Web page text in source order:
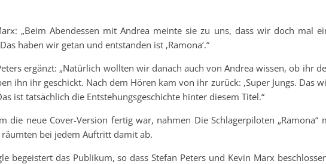
„Beim Abendessen mit Andrea meinte sie zu uns, dass wir doch mal
haben wir getan und entstanden ist ‚Ramona‘.“
ergänzt: „Natürlich wollten wir danach auch von Andrea wissen, ob ihr
ihn ihr geschickt. Nach dem Hören kam von ihr zurück: ‚Super Jungs. Das
ist tatsächlich die Entstehungsgeschichte hinter diesem Titel.“
die neue Cover-Version fertig war, nahmen Die Schlagerpiloten
bei jedem Auftritt damit ab.
begeistert das Publikum, so dass Stefan Peters und Kevin Marx